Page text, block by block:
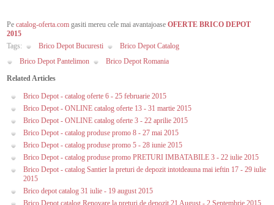
Pecatalog-oferta.com gasiti mereu cele mai avantajoaseOFERTE BRICO DEPOT
2015
Tags:
Brico Depot Bucuresti
Brico Depot Catalog
Brico Depot Pantelimon
Brico Depot Romania
Related Articles
Brico Depot - catalog oferte 6 - 25 februarie 2015
Brico Depot - ONLINE catalog oferte 13 - 31 martie 2015
Brico Depot - ONLINE catalog oferte 3 - 22 aprilie 2015
Brico Depot - catalog produse promo 8 - 27 mai 2015
Brico Depot - catalog produse promo 5 - 28 iunie 2015
Brico Depot - catalog produse promo PRETURI IMBATABILE 3 - 22 iulie 2015
Brico Depot - catalog Santier la preturi de depozit intotdeauna mai ieftin 17 - 29 iulie
2015
Brico depot catalog 31 iulie - 19 august 2015
Brico Depot catalog Renovare la preturi de depozit 21 August - 2 Septembrie 2015